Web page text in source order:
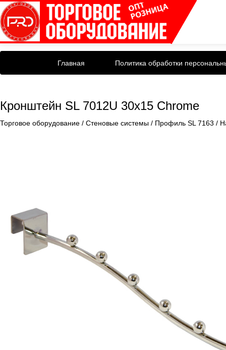
Главная Политика обработки
Кронштейн SL 7012U 30x15 Chrome
Торговое оборудование / Стеновые системы / Профиль SL 7163 /